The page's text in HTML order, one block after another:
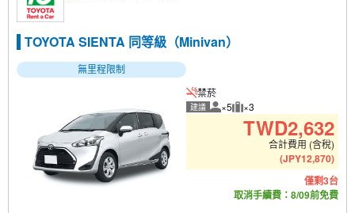
TOYOTA SIENTA 同等級（Minivan）
無里程限制
禁菸
建議 建議人數
×5 建議行李數量
×3
TWD2,632
合計費用 (含稅)
(JPY12,870)
僅剩3台
取消手續費：8/09前免費